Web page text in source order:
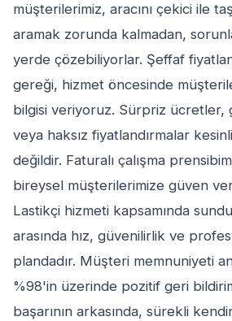
müşterilerimiz, aracını çekici ile
aramak zorunda kalmadan,
yerde çözebiliyorlar. Şeffaf
gereği, hizmet öncesinde
bilgisi veriyoruz. Sürpriz ücretler,
veya haksız fiyatlandırmalar
değildir. Faturalı çalışma
bireysel müşterilerimize güven
Lastikçi hizmeti kapsamında
arasında hız, güvenilirlik ve
plandadır. Müşteri memnuniyeti
%98'in üzerinde pozitif geri
başarının arkasında, sürekli